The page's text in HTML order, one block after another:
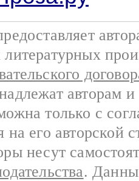
авторам
только с
на его авторской
несут
.